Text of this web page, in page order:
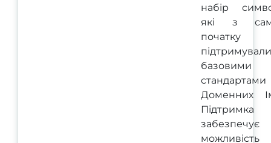
набір
які з
початку
базовими
стандартами
Доменних
Підтримка
забезпечує
можливість